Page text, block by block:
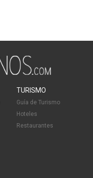
TURISMO
Guía de Turismo
Hoteles
Restaurantes